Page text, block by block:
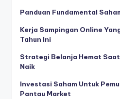
Panduan Fundamental
Kerja Sampingan Online
Tahun Ini
Strategi Belanja Hemat
Naik
Investasi Saham Untuk
Pantau Market